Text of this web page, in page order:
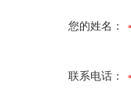
您的姓名：
联系电话：